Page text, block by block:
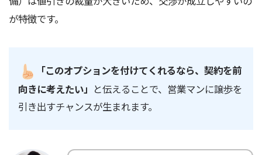
が特徴です。
「このオプションを付けてくれるなら、契約を前
向きに考えたい」 と伝えることで、営業マンに譲歩を
引き出すチャンスが生まれます。